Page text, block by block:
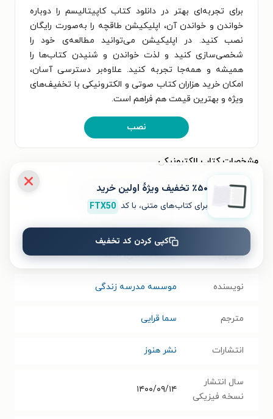
برای تجربه‌ای بهتر در دانلود کتاب کاپیتالیسم را دوباره
خواندن و خواندن آن، اپلیکیشن طاقچه را به‌صورت رایگان
نصب کنید. در اپلیکیشن می‌توانید مطالعه‌ی خود را
شخصی‌سازی کنید و لذت خواندن و شنیدن کتاب‌ها را
همیشه و همه‌جا تجربه کنید. علاوه‌بر دسترسی آسان،
امکان خرید هزاران کتاب صوتی و الکترونیکی با تخفیف‌های
ویژه و بهترین قیمت هم فراهم است.
نصب
مشخصات کتاب الکترونیکی
کاپیتالیسم را دوباره خواندن
موضوع جامعه‌شناسی،اقتصاد
نویسنده موسسه مدرسه زندگی
مترجم سما قرایی
انتشارات نشر هنوز
سال انتشار
نسخه فیزیکی
۱۴۰۰/۰۹/۱۴
٪۵۰ تخفیف ویژۀ اولین خرید
برای کتاب‌های متنی، با کد FTX50
کپی کردن کد تخفیف